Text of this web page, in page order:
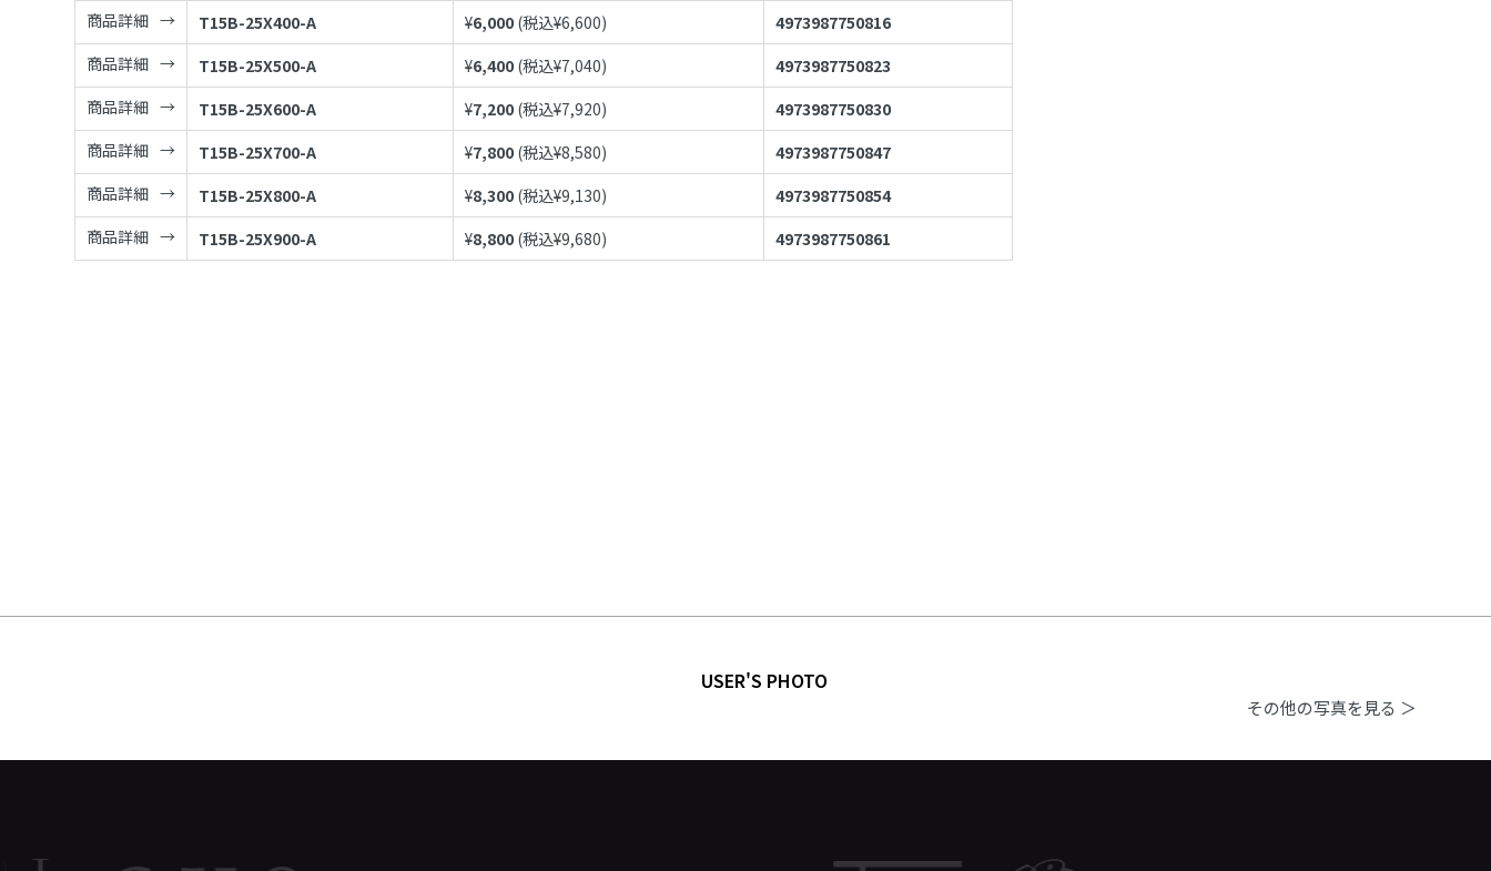
商品詳細
T15B-25X400-A ¥6,000 (税込¥6,600)
4973987750816
商品詳細
T15B-25X500-A ¥6,400 (税込¥7,040)
4973987750823
商品詳細
T15B-25X600-A ¥7,200 (税込¥7,920)
4973987750830
商品詳細
T15B-25X700-A ¥7,800 (税込¥8,580)
4973987750847
商品詳細
T15B-25X800-A ¥8,300 (税込¥9,130)
4973987750854
商品詳細
T15B-25X900-A ¥8,800 (税込¥9,680) 4973987750861
USER'S PHOTO
その他の写真を見る ＞